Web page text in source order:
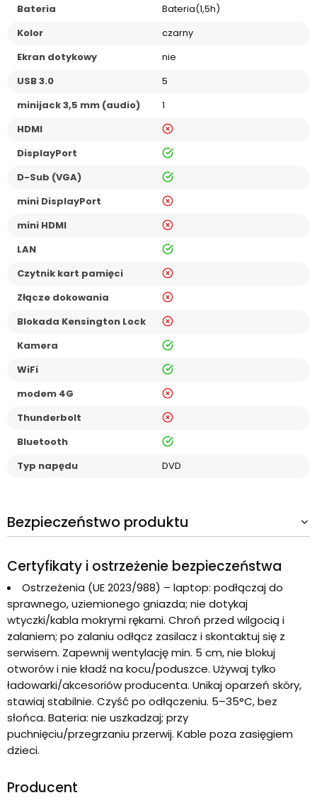
Bateria
Bateria(1,5h)
Kolor
czarny
Ekran dotykowy
nie
USB 3.0
5
minijack 3,5 mm (audio)
1
HDMI
nie
DisplayPort
tak
D-Sub (VGA)
tak
mini DisplayPort
nie
mini HDMI
nie
LAN
tak
Czytnik kart pamięci
nie
Złącze dokowania
nie
Blokada Kensington Lock
nie
Kamera
tak
WiFi
tak
modem 4G
nie
Thunderbolt
nie
Bluetooth
tak
Typ napędu
DVD
Bezpieczeństwo produktu
Certyfikaty i ostrzeżenie bezpieczeństwa
Ostrzeżenia (UE 2023/988) – laptop: podłączaj do
sprawnego, uziemionego gniazda; nie dotykaj
wtyczki/kabla mokrymi rękami. Chroń przed wilgocią i
zalaniem; po zalaniu odłącz zasilacz i skontaktuj się z
serwisem. Zapewnij wentylację min. 5 cm, nie blokuj
otworów i nie kładź na kocu/poduszce. Używaj tylko
ładowarki/akcesoriów producenta. Unikaj oparzeń skóry,
stawiaj stabilnie. Czyść po odłączeniu. 5–35°C, bez
słońca. Bateria: nie uszkadzaj; przy
puchnięciu/przegrzaniu przerwij. Kable poza zasięgiem
dzieci.
Producent